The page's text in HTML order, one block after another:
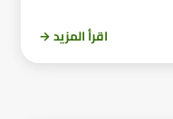
اقرأ المزيد →